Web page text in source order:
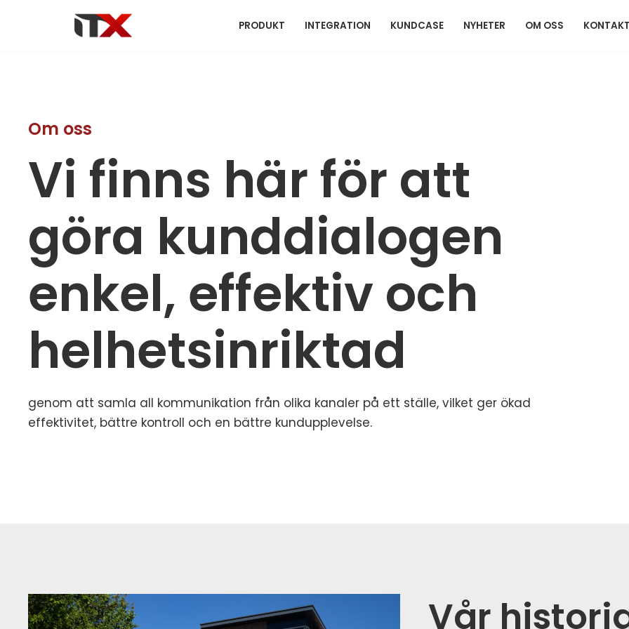
PRODUKT INTEGRATION KUNDCASE NYHETER OM OSS
Om oss
Vi finns här för att
göra kunddialogen
enkel, effektiv och
helhetsinriktad
genom att samla all kommunikation från olika kanaler på ett ställe, vilket ger ökad
effektivitet, bättre kontroll och en bättre kundupplevelse.
Vår